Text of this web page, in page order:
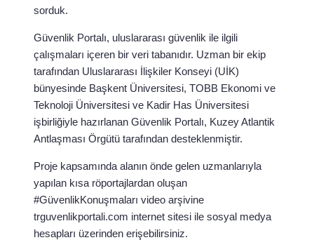
sorduk.
Güvenlik Portalı, uluslararası güvenlik ile ilgili
çalışmaları içeren bir veri tabanıdır. Uzman bir ekip
tarafından Uluslararası İlişkiler Konseyi (UİK)
bünyesinde Başkent Üniversitesi, TOBB Ekonomi ve
Teknoloji Üniversitesi ve Kadir Has Üniversitesi
işbirliğiyle hazırlanan Güvenlik Portalı, Kuzey Atlantik
Antlaşması Örgütü tarafından desteklenmiştir.
Proje kapsamında alanın önde gelen uzmanlarıyla
yapılan kısa röportajlardan oluşan
#GüvenlikKonuşmaları video arşivine
trguvenlikportali.com internet sitesi ile sosyal medya
hesapları üzerinden erişebilirsiniz.